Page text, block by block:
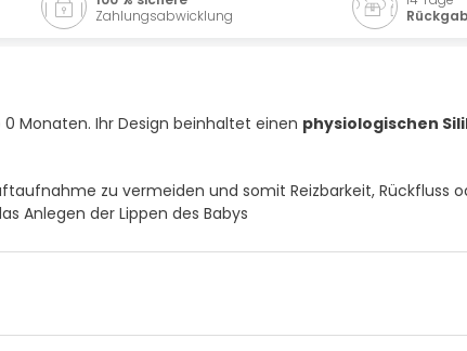
Zahlungsabwicklung
Monaten. Ihr Design beinhaltet einen physiologischen
zu vermeiden und somit Reizbarkeit, Rückfluss
Anlegen der Lippen des Babys